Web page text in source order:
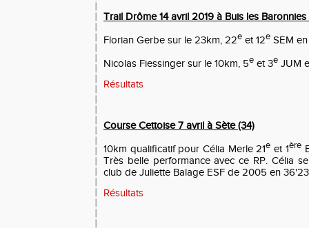
Trail Drôme 14 avril 2019 à Buis les Baronnies
Florian Gerbe sur le 23km, 22e et 12e SEM en
Nicolas Fiessinger sur le 10km, 5e et 3e JUM
Résultats
Course Cettoise 7 avril à Sète (34)
10km qualificatif pour Célia Merle 21e et 1ère
Très belle performance avec ce RP. Célia
club de Juliette Balage ESF de 2005 en
Résultats